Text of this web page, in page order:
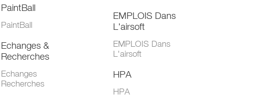
PaintBall
PaintBall
Echanges &
Recherches
Echanges
Recherches
EMPLOIS Dans
L'airsoft
EMPLOIS Dans
L'airsoft
HPA
HPA